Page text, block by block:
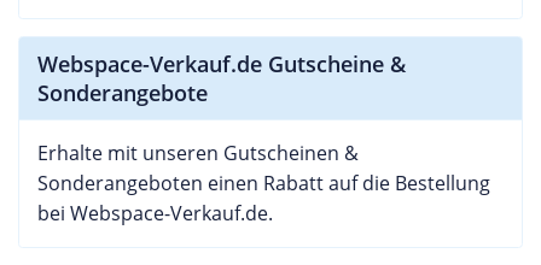
Webspace-Verkauf.de Gutscheine &
Sonderangebote
Erhalte mit unseren Gutscheinen &
Sonderangeboten einen Rabatt auf die Bestellung
bei Webspace-Verkauf.de.